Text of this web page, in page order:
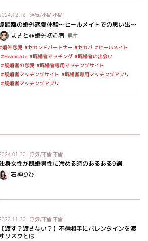
浮気/不倫 不倫
距離の婚外恋愛体験～ヒールメイトでの思い出～
まさと＠婚外初心者 男性
婚外恋愛 #セカンドパートナー #セカパ #ヒールメイト
#Healmate #既婚者マッチング #既婚者の出会い
#既婚者の恋愛 #既婚者専用マッチングサイト
#既婚者マッチングサイト #既婚者専用マッチングアプリ
#既婚者マッチングアプリ
浮気/不倫 不倫
身女性が既婚男性に冷める時のあるある9選
石神りぴ
浮気/不倫 不倫
【渡す？渡さない？】不倫相手にバレンタインを渡
すリスクとは